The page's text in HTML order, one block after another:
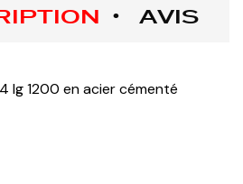
AVIS
lg 1200 en acier cémenté